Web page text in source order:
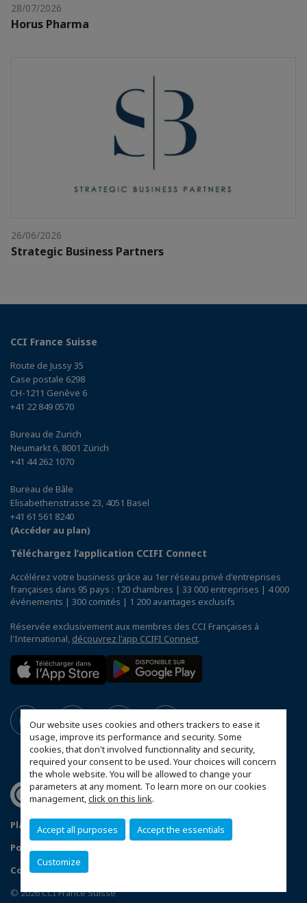
Our website uses cookies and others trackers to ease it
usage, improve its performance and security. Some
cookies, that don't involved functionnality and security,
required your consent to be used. Your choices will concern
the whole website. You will be allowed to change your
parameters at any moment. To learn more on our cookies
management,click on this link.
Accept all purposes Accept the essentials
Customize
28/07/2026
Horus Pharma
26/06/2026
Strategic Business Partners
CCI France Suisse
Route de Jussy 35
Case postale 6298
CH-1211 Genève 6
+41 22 849 0570
Bureau de Zurich
Neumarkt 6, 8001 Zürich
+41 44 262 1070
Bureau de Bâle
Elisabethenstrasse 23, 4051 Basel
+41 61 561 8240
(Accéder au plan)
Téléchargez l’application CCIFI Connect
Accélérez votre business grâce au 1er réseau privé d'entreprises
françaises dans 95 pays : 120 chambres | 33 000 entreprises | 4 000
événements | 300 comités | 1 200 avantages exclusifs
Réservée exclusivement aux membres des CCI Françaises à
l'International, découvrez l'app CCIFI Connect.
Plan d'accès Genève
Mentions légales
Politique de confidentialité
Configurer vos préférences cookies
© 2026 CCI France Suisse